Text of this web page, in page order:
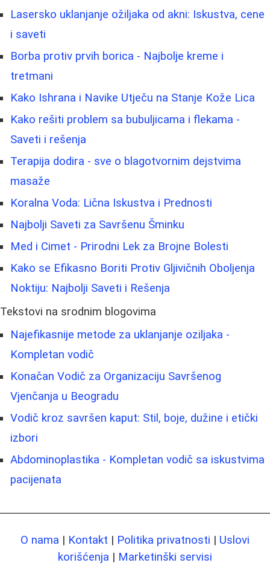
Lasersko uklanjanje ožiljaka od akni: Iskustva, cene
i saveti
Borba protiv prvih borica - Najbolje kreme i
tretmani
Kako Ishrana i Navike Utječu na Stanje Kože Lica
Kako rešiti problem sa bubuljicama i flekama -
Saveti i rešenja
Terapija dodira - sve o blagotvornim dejstvima
masaže
Koralna Voda: Lična Iskustva i Prednosti
Najbolji Saveti za Savršenu Šminku
Med i Cimet - Prirodni Lek za Brojne Bolesti
Kako se Efikasno Boriti Protiv Gljivičnih Oboljenja
Noktiju: Najbolji Saveti i Rešenja
Tekstovi na srodnim blogovima
Najefikasnije metode za uklanjanje oziljaka -
Kompletan vodič
Konačan Vodič za Organizaciju Savršenog
Vjenčanja u Beogradu
Vodič kroz savršen kaput: Stil, boje, dužine i etički
izbori
Abdominoplastika - Kompletan vodič sa iskustvima
pacijenata
O nama | Kontakt | Politika privatnosti | Uslovi
korišćenja | Marketinški servisi